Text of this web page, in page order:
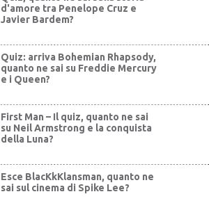
d'amore tra Penelope Cruz e
Javier Bardem?
Quiz: arriva Bohemian Rhapsody,
quanto ne sai su Freddie Mercury
e i Queen?
First Man – Il quiz, quanto ne sai
su Neil Armstrong e la conquista
della Luna?
Esce BlacKkKlansman, quanto ne
sai sul cinema di Spike Lee?